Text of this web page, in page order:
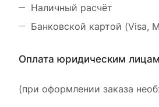
Наличный расчёт
Банковской картой (Visa,
Оплата юридическим
(при оформлении заказа